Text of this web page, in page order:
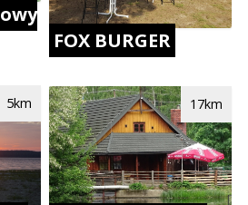
5km
FOX BURGER
17km